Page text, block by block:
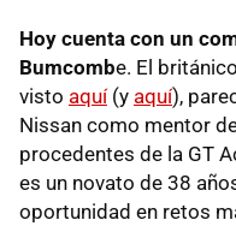
Hoy cuenta con un
Bumcombe. El
visto aquí(y aquí),
Nissan como mentor
procedentes de la GT
es un novato de 38
oportunidad en retos